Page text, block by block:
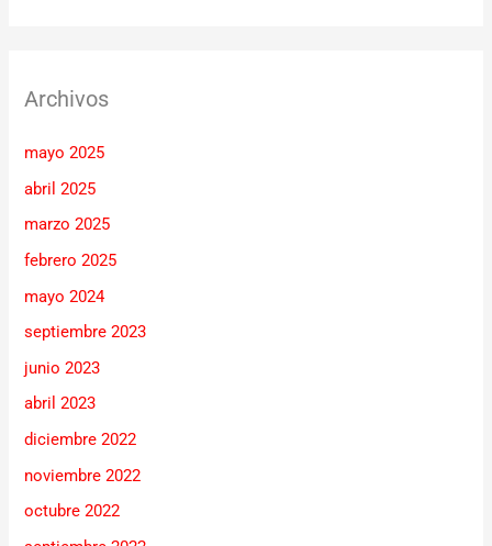
Archivos
mayo 2025
abril 2025
marzo 2025
febrero 2025
mayo 2024
septiembre 2023
junio 2023
abril 2023
diciembre 2022
noviembre 2022
octubre 2022